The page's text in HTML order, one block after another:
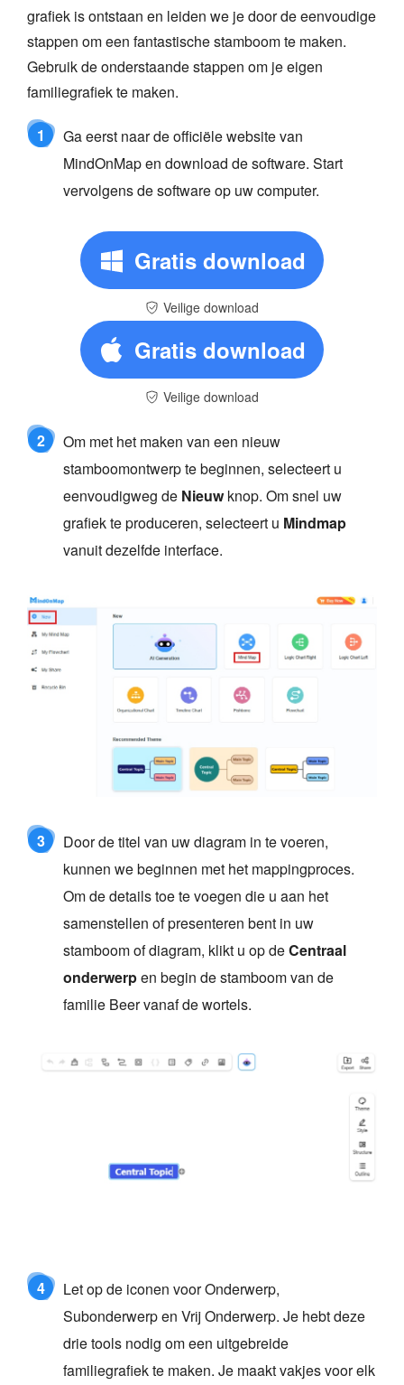
grafiek is ontstaan en leiden we je door de eenvoudige
stappen om een fantastische stamboom te maken.
Gebruik de onderstaande stappen om je eigen
familiegrafiek te maken.
1
Ga eerst naar de officiële website van
MindOnMap en download de software. Start
vervolgens de software op uw computer.
Gratis download
Veilige download
Gratis download
Veilige download
2
Om met het maken van een nieuw
stamboomontwerp te beginnen, selecteert u
eenvoudigweg de Nieuwknop. Om snel uw
grafiek te produceren, selecteert u Mindmap
vanuit dezelfde interface.
3
Door de titel van uw diagram in te voeren,
kunnen we beginnen met het mappingproces.
Om de details toe te voegen die u aan het
samenstellen of presenteren bent in uw
stamboom of diagram, klikt u op deCentraal
onderwerpen begin de stamboom van de
familie Beer vanaf de wortels.
4
Let op de iconen voor Onderwerp,
Subonderwerp en Vrij Onderwerp. Je hebt deze
drie tools nodig om een uitgebreide
familiegrafiek te maken. Je maakt vakjes voor elk